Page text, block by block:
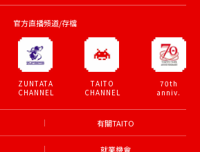
官方直播頻道/存檔
ZUNTATA
CHANNEL
TAITO
CHANNEL
70th
anniv.
有關TAITO